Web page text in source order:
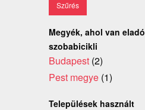
Megyék, ahol van eladó
szobabicikli
Budapest (2)
Pest megye (1)
Települések használt